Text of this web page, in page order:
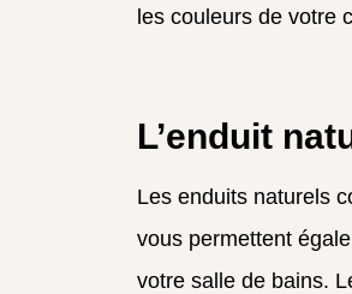
les couleurs de votre
L’enduit
Les enduits naturels
vous permettent
votre salle de bains.